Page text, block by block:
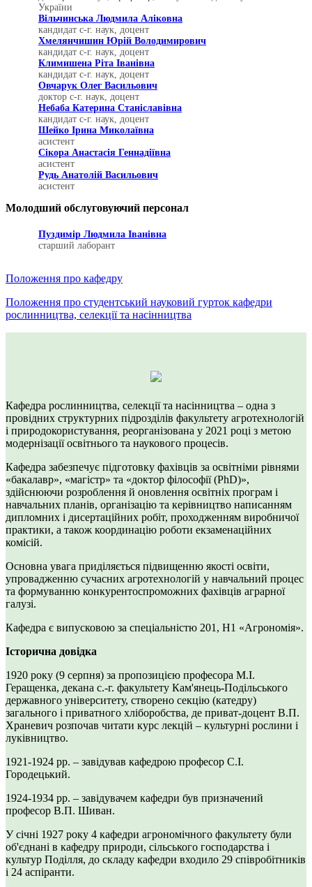
України
Вільчинська Людмила Аліковна
кандидат с-г. наук, доцент
Хмелянчишин Юрій Володимирович
кандидат с-г. наук, доцент
Климишена Ріта Іванівна
кандидат с-г. наук, доцент
Овчарук Олег Васильович
доктор с-г. наук, доцент
Небаба Катерина Станіславівна
кандидат с-г. наук, доцент
Шейко Ірина Миколаївна
асистент
Сікора Анастасія Геннадіївна
асистент
Рудь Анатолій Васильович
асистент
Молодший обслуговуючий персонал
Пуздимір Людмила Іванівна
старший лаборант
Положення про кафедру
Положення про студентський науковий гурток кафедри
рослинництва, селекції та насінництва
Кафедра рослинництва, селекції та насінництва – одна з
провідних структурних підрозділів факультету агротехнологій
і природокористування, реорганізована у 2021 році з метою
модернізації освітнього та наукового процесів.
Кафедра забезпечує підготовку фахівців за освітніми рівнями
«бакалавр», «магістр» та «доктор філософії (PhD)»,
здійснюючи розроблення й оновлення освітніх програм і
навчальних планів, організацію та керівництво написанням
дипломних і дисертаційних робіт, проходженням виробничої
практики, а також координацію роботи екзаменаційних
комісій.
Основна увага приділяється підвищенню якості освіти,
упровадженню сучасних агротехнологій у навчальний процес
та формуванню конкурентоспроможних фахівців аграрної
галузі.
Кафедра є випусковою за спеціальністю 201, Н1 «Агрономія».
Історична довідка
1920 року (9 серпня) за пропозицією професора М.І.
Геращенка, декана с.-г. факультету Кам'янець-Подільського
державного університету, створено секцію (катедру)
загального і приватного хліборобства, де приват-доцент В.П.
Храневич розпочав читати курс лекцій – культурні рослини і
луківництво.
1921-1924 рр. – завідував кафедрою професор С.І.
Городецький.
1924-1934 рр. – завідувачем кафедри був призначений
професор В.П. Шиван.
У січні 1927 року 4 кафедри агрономічного факультету були
об'єднані в кафедру природи, сільського господарства і
культур Поділля, до складу кафедри входило 29 співробітників
і 24 аспіранти.